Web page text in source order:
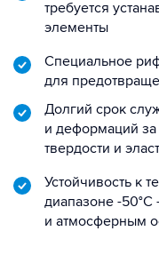
требуется
элементы
Специальное
для
Долгий срок
и деформаций за
твердости и
Устойчивость к
диапазоне -50°C
и атмосферным